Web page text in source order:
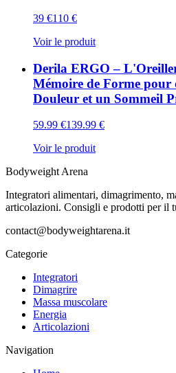
39 €110 €
Voir le produit
Derila ERGO –
Mémoire de Forme pour
Douleur et un Sommeil
59.99 €139.99 €
Voir le produit
Bodyweight Arena
Integratori alimentari, dimagrimento,
articolazioni. Consigli e prodotti per il
contact@bodyweightarena.it
Categorie
Integratori
Dimagrire
Massa muscolare
Energia
Articolazioni
Navigation